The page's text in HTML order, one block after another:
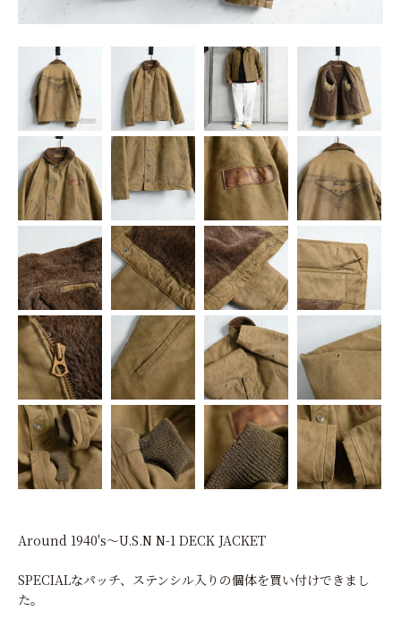
Around 1940's～U.S.N N-1 DECK JACKET
SPECIALなパッチ、ステンシル入りの個体を買い付けできまし
た。